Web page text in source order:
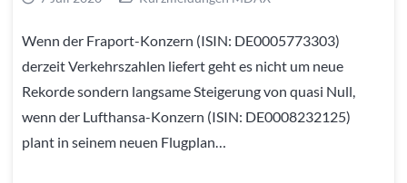
Wenn der Fraport-Konzern (ISIN: DE0005773303)
derzeit Verkehrszahlen liefert geht es nicht um neue
Rekorde sondern langsame Steigerung von quasi Null,
wenn der Lufthansa-Konzern (ISIN: DE0008232125)
plant in seinem neuen Flugplan…